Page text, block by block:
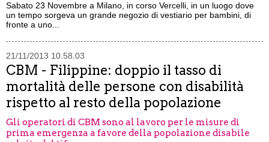
Sabato 23 Novembre a Milano, in corso Vercelli, in un luogo dove
un tempo sorgeva un grande negozio di vestiario per bambini, di
fronte a uno...
21/11/2013 10.58.03
CBM - Filippine: doppio il tasso di
mortalità delle persone con disabilità
rispetto al resto della popolazione
Gli operatori di CBM sono al lavoro per le misure di
prima emergenza a favore della popolazione disabile